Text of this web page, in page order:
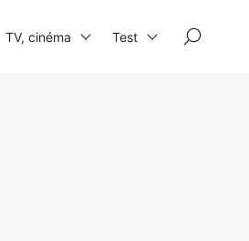
TV, cinéma Test